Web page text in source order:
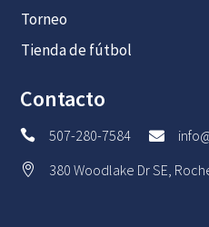
Torneo
Tienda de fútbol
Contacto
 507-280-7584 
 380 Woodlake Dr SE,